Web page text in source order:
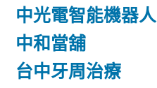
中光電智能機器人
中和當舖
台中牙周治療